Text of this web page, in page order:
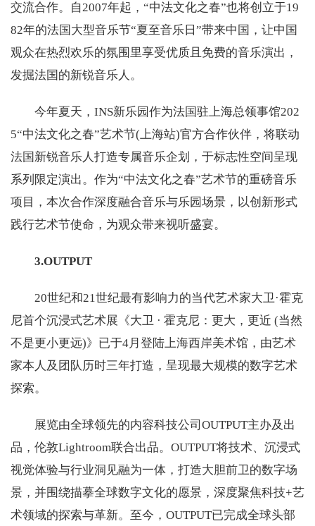
交流合作。自2007年起，“中法文化之春”也将创立于19
82年的法国大型音乐节“夏至音乐日”带来中国，让中国
观众在热烈欢乐的氛围里享受优质且免费的音乐演出，
发掘法国的新锐音乐人。
今年夏天，INS新乐园作为法国驻上海总领事馆202
5“中法文化之春”艺术节(上海站)官方合作伙伴，将联动
法国新锐音乐人打造专属音乐企划，于标志性空间呈现
系列限定演出。作为“中法文化之春”艺术节的重磅音乐
项目，本次合作深度融合音乐与乐园场景，以创新形式
践行艺术节使命，为观众带来视听盛宴。
3.OUTPUT
20世纪和21世纪最有影响力的当代艺术家大卫·霍克
尼首个沉浸式艺术展《大卫 · 霍克尼：更大，更近 (当然
不是更小更远)》已于4月登陆上海西岸美术馆，由艺术
家本人及团队历时三年打造，呈现最大规模的数字艺术
探索。
展览由全球领先的内容科技公司OUTPUT主办及出
品，伦敦Lightroom联合出品。OUTPUT将技术、沉浸式
视觉体验与行业洞见融为一体，打造大胆前卫的数字场
景，并围绕描摹全球数字文化的愿景，深度聚焦科技+艺
术领域的探索与革新。至今，OUTPUT已完成全球头部